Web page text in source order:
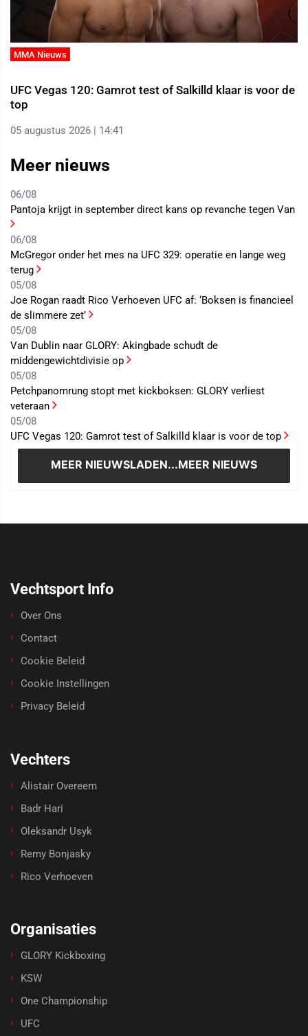
MMA Nieuws
UFC Vegas 120: Gamrot test of Salkilld klaar is voor de
top
05 augustus 2026 | 14:41
Meer nieuws
06/08
Pantoja krijgt in september direct kans op revanche tegen Van
06/08
McGregor onder het mes na UFC 329: operatie en lange weg
terug
05/08
Joe Rogan raadt Rico Verhoeven UFC af: ‘Boksen is financieel
de slimmere zet’
05/08
Van Dublin naar GLORY: Akingbade schudt de
middengewichtdivisie op
05/08
Petchpanomrung stopt met kickboksen: GLORY verliest
veteraan
05/08
UFC Vegas 120: Gamrot test of Salkilld klaar is voor de top
MEER NIEUWSLADEN...MEER NIEUWS
Vechtsport Info
Over Ons
Contact
Cookie Beleid
Cookie Instellingen
Privacy Beleid
Vechters
Alistair Overeem
Badr Hari
Oleksandr Usyk
Remy Bonjasky
Rico Verhoeven
Organisaties
GLORY Kickboxing
KSW
One Championship
UFC